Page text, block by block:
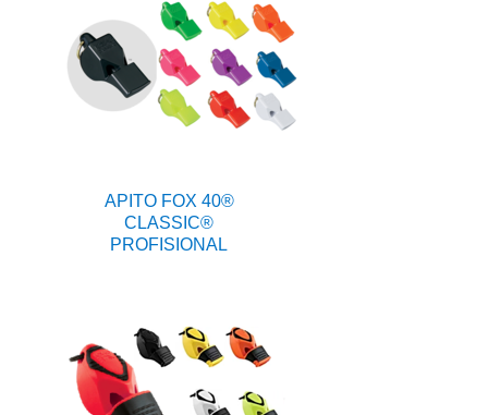
APITO FOX 40®
CLASSIC®
PROFISIONAL